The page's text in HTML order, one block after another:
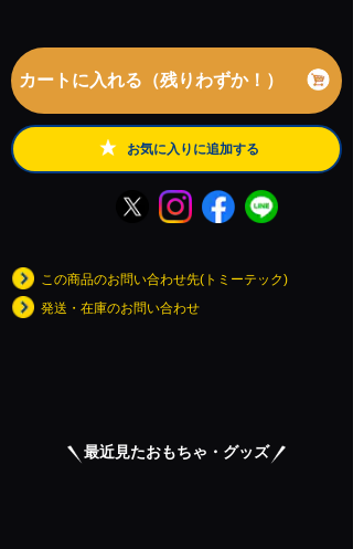
カートに入れる（残りわずか！）
お気に入りに追加する
この商品のお問い合わせ先(トミーテック)
発送・在庫のお問い合わせ
最近見たおもちゃ・グッズ